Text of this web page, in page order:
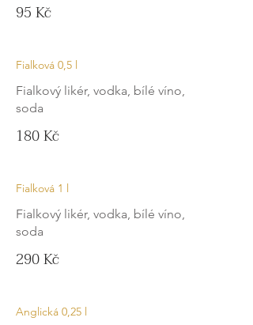
95 Kč
Fialková 0,5 l
Fialkový likér, vodka, bílé víno,
soda
180 Kč
Fialková 1 l
Fialkový likér, vodka, bílé víno,
soda
290 Kč
Anglická 0,25 l